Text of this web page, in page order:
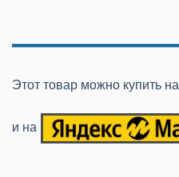
Этот товар можно купить на
и на